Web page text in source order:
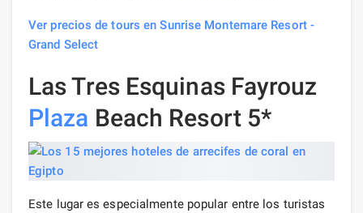
Ver precios de tours en Sunrise Montemare Resort -
Grand Select
Las Tres Esquinas Fayrouz
Plaza Beach Resort 5*
Este lugar es especialmente popular entre los turistas